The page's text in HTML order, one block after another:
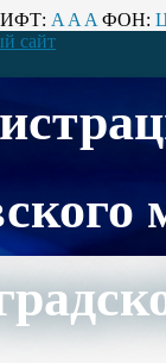
A A A ФОН:
сайт